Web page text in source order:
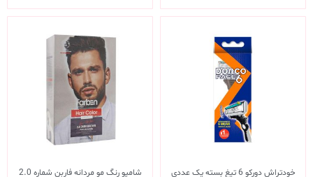
خودتراش دورکو 6 تیغ بسته یک عددی
شامپو رنگ مو مردانه فاربن شماره 2.0